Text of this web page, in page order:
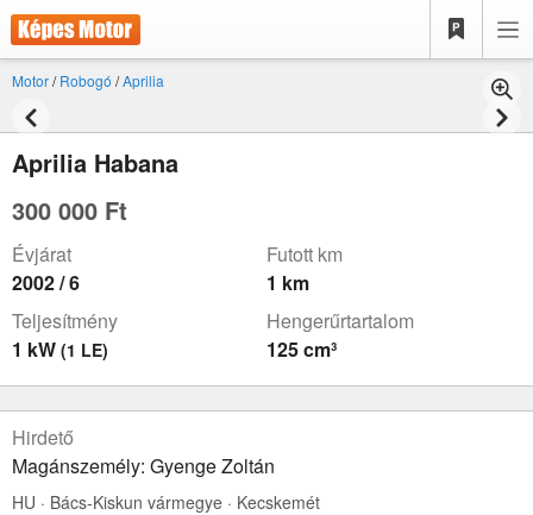
Motor/Robogó /Aprilia
Aprilia Habana
300 000 Ft
Évjárat
2002 / 6
Futott km
1 km
Teljesítmény
1 kW (1 LE)
Hengerűrtartalom
125 cm³
Hirdető
Magánszemély: Gyenge Zoltán
HU · Bács-Kiskun vármegye · Kecskemét